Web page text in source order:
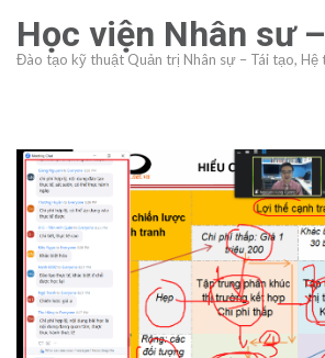
content
Học viện Nhân sư
Đào tạo kỹ thuật Quản trị Nhân sự – Tái tạo, Hệ